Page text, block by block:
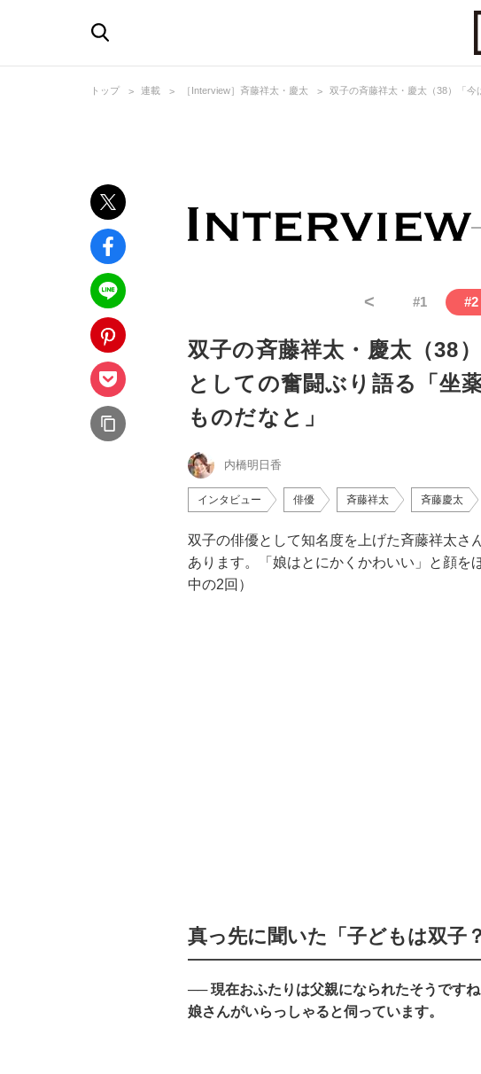
トップ 連載 ［Interview］斉藤祥太・慶太 双子の斉藤祥太・慶太（38）「今
< #1 #2
双子の斉藤祥太・慶太（38
としての奮闘ぶり語る「坐
ものだなと」
内橋明日香
インタビュー 俳優 斉藤祥太 斉藤慶太
双子の俳優として知名度を上げた斉藤祥太さ
あります。「娘はとにかくかわいい」と顔
中の2回）
真っ先に聞いた「子どもは双子？
── 現在おふたりは父親になられたそうです
娘さんがいらっしゃると伺っています。